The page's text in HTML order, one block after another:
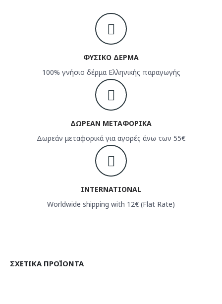
ΦΥΣΙΚΟ ΔΕΡΜΑ
100% γνήσιο δέρμα Ελληνικής παραγωγής
ΔΩΡΕΑΝ ΜΕΤΑΦΟΡΙΚΑ
Δωρεάν μεταφορικά για αγορές άνω των 55€
INTERNATIONAL
Worldwide shipping with 12€ (Flat Rate)
ΣΧΕΤΙΚΆ ΠΡΟΪΌΝΤΑ